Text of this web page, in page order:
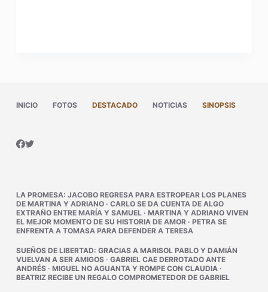
INICIO FOTOS DESTACADO NOTICIAS SINOPSIS
LA PROMESA: JACOBO REGRESA PARA ESTROPEAR LOS PLANES
DE MARTINA Y ADRIANO· CARLO SE DA CUENTA DE ALGO
EXTRAÑO ENTRE MARÍA Y SAMUEL· MARTINA Y ADRIANO VIVEN
EL MEJOR MOMENTO DE SU HISTORIA DE AMOR· PETRA SE
ENFRENTA A TOMASA PARA DEFENDER A TERESA
SUEÑOS DE LIBERTAD: GRACIAS A MARISOL PABLO Y DAMIÁN
VUELVAN A SER AMIGOS· GABRIEL CAE DERROTADO ANTE
ANDRÉS· MIGUEL NO AGUANTA Y ROMPE CON CLAUDIA·
BEATRIZ RECIBE UN REGALO COMPROMETEDOR DE GABRIEL